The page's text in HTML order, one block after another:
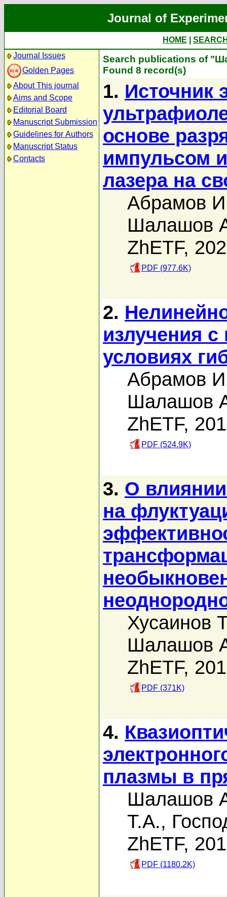
Journal of
HOME
Journal Issues
Golden Pages
About This journal
Aims and Scope
Editorial Board
Manuscript Submission
Guidelines for Authors
Manuscript Status
Contacts
Search publications of
Found 8 record(s)
1. Источник
основе
импульсом
лазера на
Абрамов
Шалашов
ZhETF,
PDF (977.6K)
2.
излучения
условиях
Абрамов
Шалашов
ZhETF,
PDF (524.9K)
3. О влиянии
на
Хусаинов
Шалашов
ZhETF,
PDF (371K)
4.
плазмы в
Шалашов
Т.А.,
ZhETF,
PDF (1180.2K)